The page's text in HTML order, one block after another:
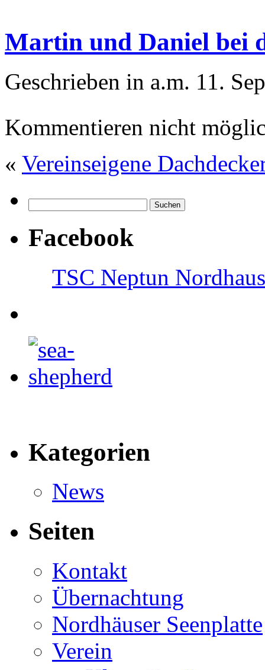
Martin und Daniel bei
Geschrieben in a.m. 11.
Kommentieren nicht
« Vereinseigene
Facebook
TSC Neptun
Kategorien
News
Seiten
Kontakt
Übernachtung
Nordhäuser Seenplatte
Verein